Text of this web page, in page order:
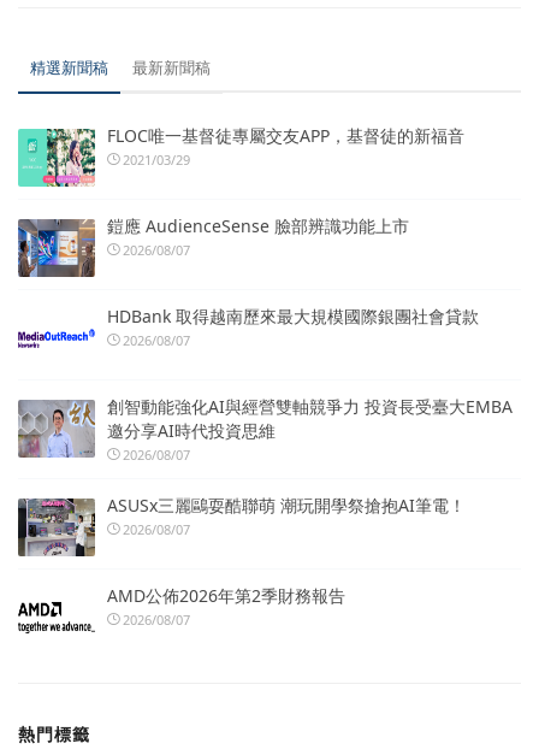
精選新聞稿 最新新聞稿
FLOC唯一基督徒專屬交友APP，基督徒的新福音
2021/03/29
鎧應 AudienceSense 臉部辨識功能上市
2026/08/07
HDBank 取得越南歷來最大規模國際銀團社會貸款
2026/08/07
創智動能強化AI與經營雙軸競爭力 投資長受臺大EMBA
邀分享AI時代投資思維
2026/08/07
ASUSx三麗鷗耍酷聯萌 潮玩開學祭搶抱AI筆電！
2026/08/07
AMD公佈2026年第2季財務報告
2026/08/07
熱門標籤